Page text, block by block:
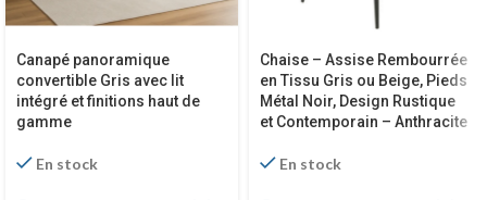
Canapé panoramique
convertible Gris avec lit
intégré et finitions haut de
gamme
En stock
Chaise – Assise Rembourrée
en Tissu Gris ou Beige, Pieds
Métal Noir, Design Rustique
et Contemporain – Anthracite
En stock